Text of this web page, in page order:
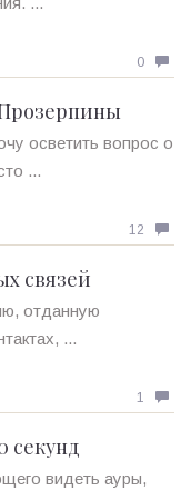
0
осветить вопрос о
...
12
связей
отданную
...
1
секунд
видеть ауры,